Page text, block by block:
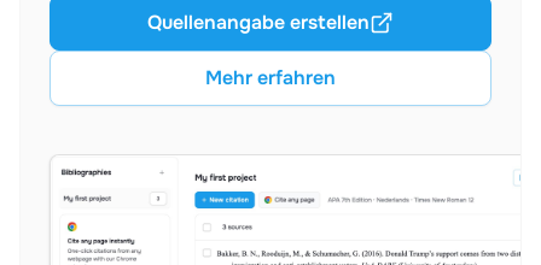
Mehr erfahren
Quellenangabe erstellen